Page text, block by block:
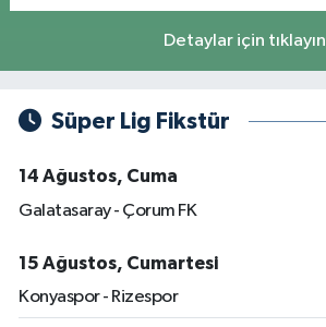
Detaylar için tıklayın
Süper Lig Fikstür
14 Ağustos, Cuma
Galatasaray - Çorum FK
15 Ağustos, Cumartesi
Konyaspor - Rizespor